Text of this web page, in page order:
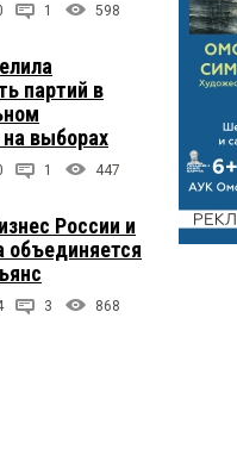
1 598
партий в
выборах
1 447
России и
объединяется
3 868